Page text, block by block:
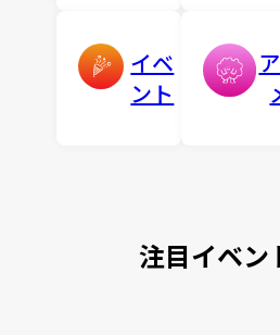
イベ
ント
注目イベン